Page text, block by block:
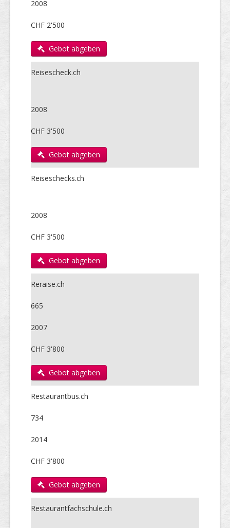
2008
CHF 2'500
Gebot abgeben
Reisescheck.ch
2008
CHF 3'500
Gebot abgeben
Reiseschecks.ch
2008
CHF 3'500
Gebot abgeben
Reraise.ch
665
2007
CHF 3'800
Gebot abgeben
Restaurantbus.ch
734
2014
CHF 3'800
Gebot abgeben
Restaurantfachschule.ch